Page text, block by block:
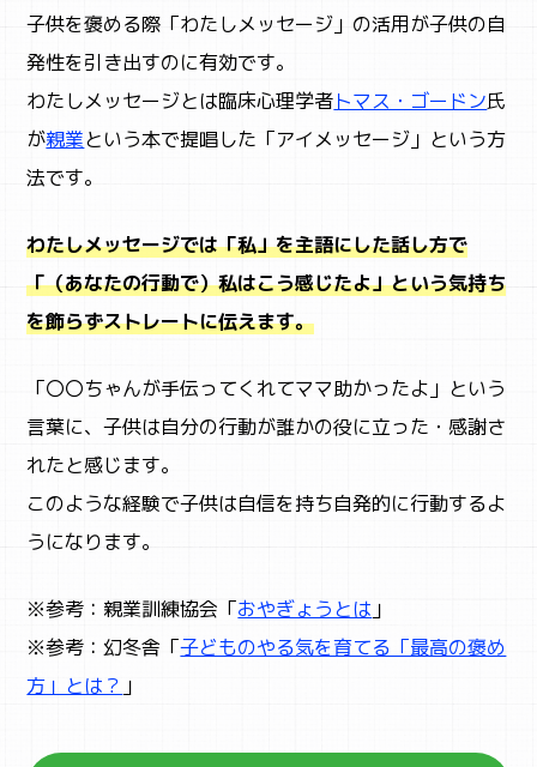
子供を褒める際「わたしメッセージ」の活用が子供の自
発性を引き出すのに有効です。
わたしメッセージとは臨床心理学者トマス・ゴードン氏
が親業という本で提唱した「アイメッセージ」という方
法です。
わたしメッセージでは「私」を主語にした話し方で
「（あなたの行動で）私はこう感じたよ」という気持ち
を飾らずストレートに伝えます。
「〇〇ちゃんが手伝ってくれてママ助かったよ」という
言葉に、子供は自分の行動が誰かの役に立った・感謝さ
れたと感じます。
このような経験で子供は自信を持ち自発的に行動するよ
うになります。
※参考：親業訓練協会「おやぎょうとは 」
※参考：幻冬舎「子どものやる気を育てる「最高の褒め
方」とは？ 」